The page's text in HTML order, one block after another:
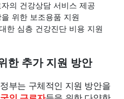
의 건강상담 서비스 제공
위한 보조용품 지원
한 심층 건강진단 비용 지원
한 추가 지원 방안
부는 구체적인 지원 방안을